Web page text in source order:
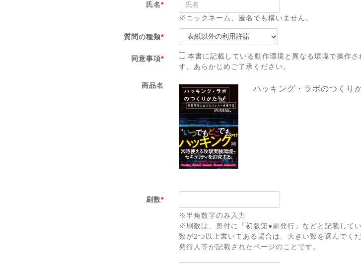
氏名*
※ニックネーム、匿名でも構いません。
質問の種類*
同意事項*
本書に記載している動作環境と異なる環境で操作
す。あらかじめご了承ください。
商品名 ハッキング・ラボのつくり
刷数*
※半角数字のみ入力
※刷数は、奥付に「初版第●刷発行」などと記載して
数が2つ以上書いてある場合は、大きい数を選んでく
発行人等が記載されたページのことです。